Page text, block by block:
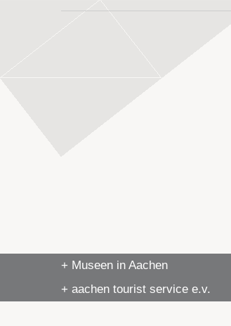
+ Museen in Aachen
+ aachen tourist service e.v.